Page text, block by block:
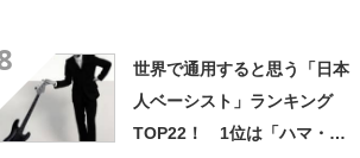
世界で通用すると思う「日本
人ベーシスト」ランキング
TOP22！ 1位は「ハマ・オ